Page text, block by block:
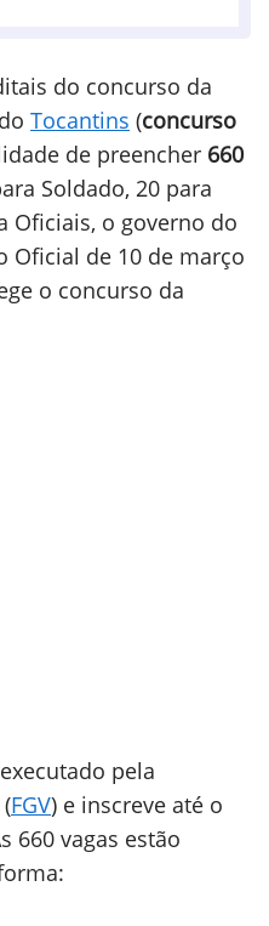
do concurso da
Tocantins (concurso
de preencher 660
Soldado, 20 para
Oficiais, o governo do
Oficial de 10 de março
o concurso da
pela
FGV) e inscreve até o
660 vagas estão